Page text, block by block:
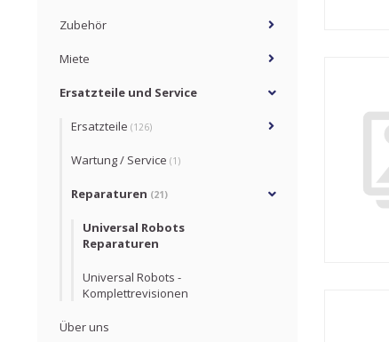
Zubehör
Miete
Ersatzteile und Service
Ersatzteile (126)
Wartung / Service (1)
Reparaturen (21)
Universal Robots
Reparaturen
Universal Robots -
Komplettrevisionen
Über uns